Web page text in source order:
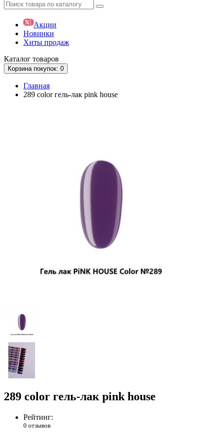
Акции
Новинки
Хиты продаж
Каталог товаров
Корзинапокупок: 0
Главная
289 color гель-лак pink house
289 color гель-лак pink house
Рейтинг:
0 отзывов